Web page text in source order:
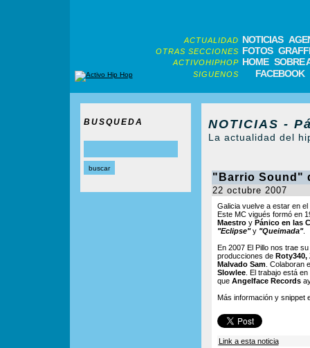
ACTUALIDAD NOTICIAS
OTRAS SECCIONES FOTOS
ACTIVOHIPHOP HOME SOBRE
SIGUENOS FACEBOOK
BUSQUEDA NOTICIAS -
La actualidad del
"Barrio Sound"
22 octubre 2007
Galicia vuelve a estar en
Este MC vigués formó en
Maestroy Pánico en las
"Eclipse"y "Queimada".
En 2007 El Pillo nos trae
producciones de Roty340,
Malvado Sam. Colaboran
Slowlee. El trabajo está
que Angelface Records
Más información y snippet
Link a esta noticia